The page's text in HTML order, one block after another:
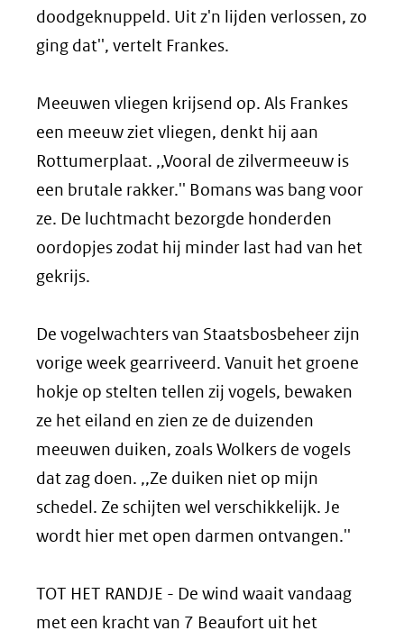
doodgeknuppeld. Uit z'n lijden verlossen, zo
ging dat'', vertelt Frankes.
Meeuwen vliegen krijsend op. Als Frankes
een meeuw ziet vliegen, denkt hij aan
Rottumerplaat. ,,Vooral de zilvermeeuw is
een brutale rakker.'' Bomans was bang voor
ze. De luchtmacht bezorgde honderden
oordopjes zodat hij minder last had van het
gekrijs.
De vogelwachters van Staatsbosbeheer zijn
vorige week gearriveerd. Vanuit het groene
hokje op stelten tellen zij vogels, bewaken
ze het eiland en zien ze de duizenden
meeuwen duiken, zoals Wolkers de vogels
dat zag doen. ,,Ze duiken niet op mijn
schedel. Ze schijten wel verschikkelijk. Je
wordt hier met open darmen ontvangen.''
TOT HET RANDJE - De wind waait vandaag
met een kracht van 7 Beaufort uit het